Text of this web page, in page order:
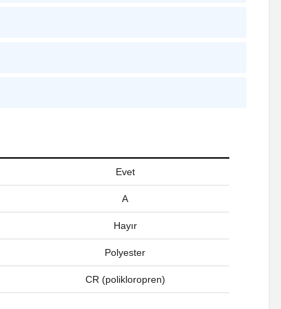
Evet
A
Hayır
Polyester
CR (polikloropren)